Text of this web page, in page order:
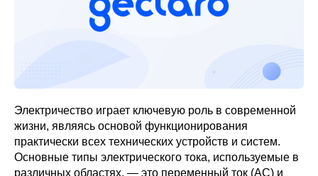
Электричество играет ключевую роль в современной
жизни, являясь основой функционирования
практически всех технических устройств и систем.
Основные типы электрического тока, используемые в
различных областях, — это переменный ток (AC) и